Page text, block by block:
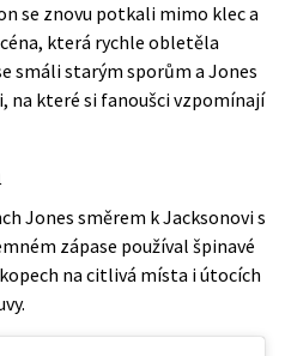
se znovu potkali mimo klec a
která rychle obletěla
smáli starým sporům a Jones
na které si fanoušci vzpomínají
Jones směrem k Jacksonovi s
zápase používal špinavé
na citlivá místa i útocích